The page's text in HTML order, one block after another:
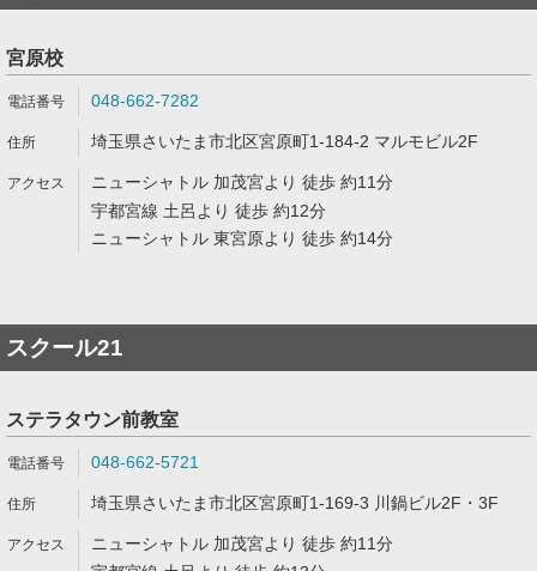
宮原校
048-662-7282
埼玉県さいたま市北区宮原町1-184-2 マルモビル2F
ニューシャトル 加茂宮より 徒歩 約11分
宇都宮線 土呂より 徒歩 約12分
ニューシャトル 東宮原より 徒歩 約14分
スクール21
ステラタウン前教室
048-662-5721
埼玉県さいたま市北区宮原町1-169-3 川鍋ビル2F・3F
ニューシャトル 加茂宮より 徒歩 約11分